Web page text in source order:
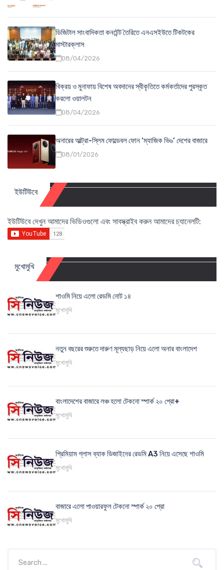
ডিজিটাল সাংবাদিকতা কনটেন্ট তৈরিতে এনএসইউতে টিকটকের
মাস্টারক্লাস
08/04/2026
বিক্রয় ও মুনাফায় বিশেষ অবদানের স্বীকৃতিতে কর্মকর্তাদের পুরস্কৃত
করলো ওয়ালটন
08/04/2026
অনারের আল্ট্রা-স্লিম ফোল্ডেবল ফোন ‘ম্যাজিক ভি৬’ দেশের বাজারে
08/01/2026
ইউটিউবে
ইউটিউবে দেখুন আমাদের ভিডিওগুলো এবং সাবস্ক্রাইব করুন আমাদের চ্যানেলটি:
মুখোমুখি
শাওমি নিয়ে এলো রেডমি নোট ১৪
মুখোমুখি
নতুন বছরের শুরুতে দারুণ মূল্যছাড় নিয়ে এলো অনার বাংলাদেশ
মুখোমুখি
বাংলাদেশের বাজারে লঞ্চ হলো টেকনো স্পার্ক ২০ প্রো+
মুখোমুখি
প্রিমিয়াম গ্লাস ব্যাক ডিজাইনের রেডমি A3 নিয়ে এসেছে শাওমি
মুখোমুখি
বাজারে এলো পাওয়ারফুল টেকনো স্পার্ক ২০ প্রো
মুখোমুখি